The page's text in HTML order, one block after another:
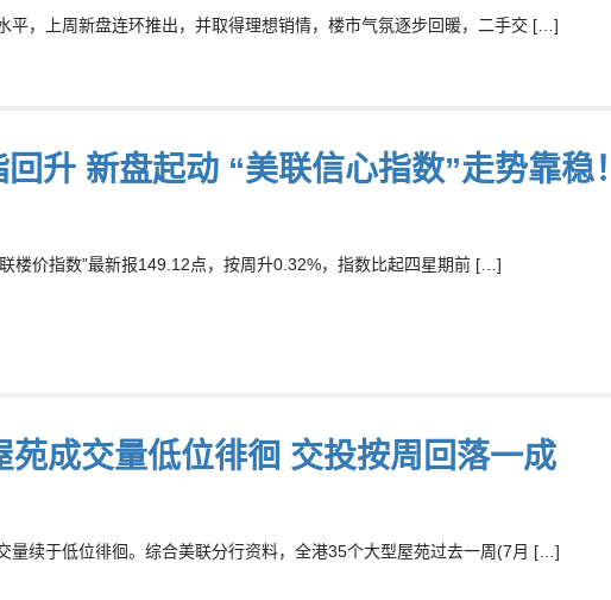
平，上周新盘连环推出，并取得理想销情，楼市气氛逐步回暖，二手交 […]
回升 新盘起动 “美联信心指数”走势靠稳！
楼价指数”最新报149.12点，按周升0.32%，指数比起四星期前 […]
苑成交量低位徘徊 交投按周回落一成
量续于低位徘徊。综合美联分行资料，全港35个大型屋苑过去一周(7月 […]